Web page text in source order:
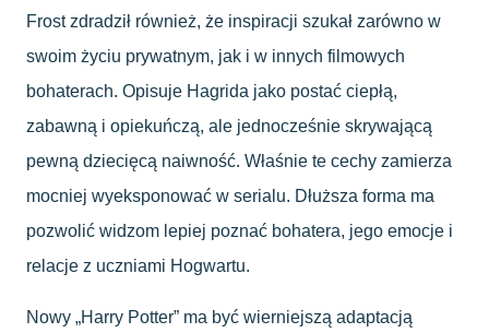
Frost zdradził również, że inspiracji szukał zarówno w
swoim życiu prywatnym, jak i w innych filmowych
bohaterach. Opisuje Hagrida jako postać ciepłą,
zabawną i opiekuńczą, ale jednocześnie skrywającą
pewną dziecięcą naiwność. Właśnie te cechy zamierza
mocniej wyeksponować w serialu. Dłuższa forma ma
pozwolić widzom lepiej poznać bohatera, jego emocje i
relacje z uczniami Hogwartu.
Nowy „Harry Potter” ma być wierniejszą adaptacją